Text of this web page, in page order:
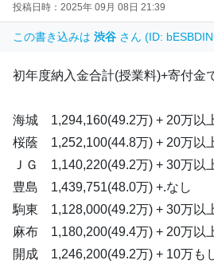
投稿日時：2025年 09月 08日 21:39
この書き込みは 渋谷 さん (ID:
初年度納入金合計(授業料)+寄付金
海城 1,294,160(49.2万) + 20万以
桜蔭 1,252,100(44.8万) + 20万以
ＪＧ 1,140,220(49.2万) + 30万以
豊島 1,439,751(48.0万) +.なし
駒東 1,128,000(49.2万) + 30万以
麻布 1,180,200(49.4万) + 20万以
開成 1,246,200(49.2万) + 10万も